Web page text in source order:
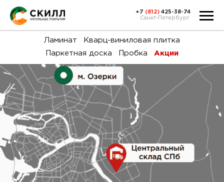
и
+7 (812) 425-38-74
Санкт-Петербург
Ламинат
Кварц-виниловая плитка
Паркетная доска
Пробка Акции